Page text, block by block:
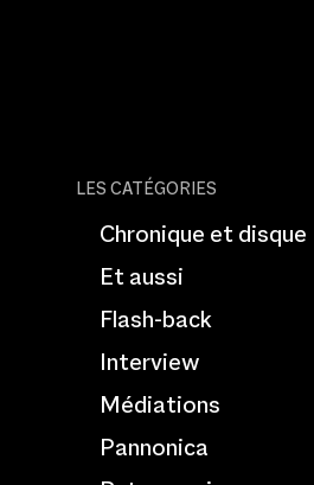
LES CATÉGORIES
Chronique et disque
Et aussi
Flash-back
Interview
Médiations
Pannonica